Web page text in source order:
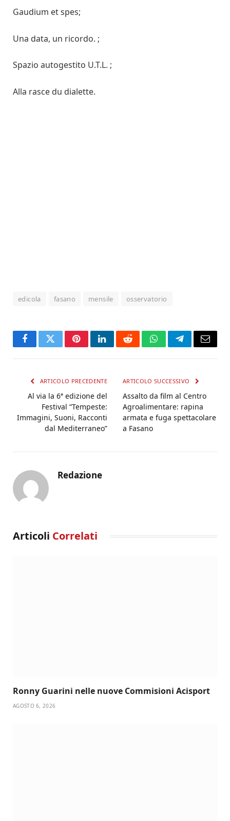
Gaudium et spes;
Una data, un ricordo. ;
Spazio autogestito U.T.L. ;
Alla rasce du dialette.
edicola fasano mensile osservatorio
FacebookTwitterPinterestLinkedInRedditWhatsAppTelegramEmail
ARTICOLO PRECEDENTE
Al via la 6ª edizione del
Festival “Tempeste:
Immagini, Suoni, Racconti
dal Mediterraneo”
ARTICOLO SUCCESSIVO
Assalto da film al Centro
Agroalimentare: rapina
armata e fuga spettacolare
a Fasano
Redazione
Articoli Correlati
Ronny Guarini nelle nuove Commisioni Acisport
AGOSTO 6, 2026